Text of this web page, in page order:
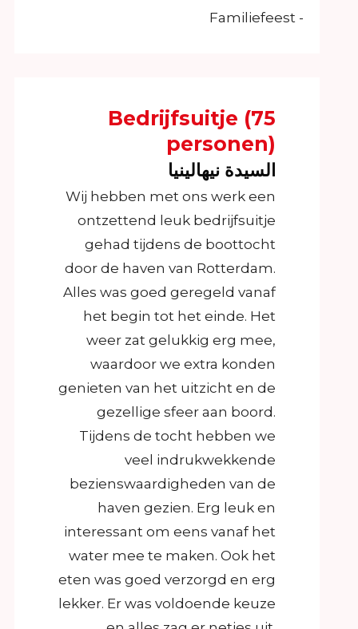
- Familiefeest
Bedrijfsuitje (75
personen)
السيدة نيهالينيا
Wij hebben met ons werk een
ontzettend leuk bedrijfsuitje
gehad tijdens de boottocht
door de haven van Rotterdam.
Alles was goed geregeld vanaf
het begin tot het einde. Het
weer zat gelukkig erg mee,
waardoor we extra konden
genieten van het uitzicht en de
gezellige sfeer aan boord.
Tijdens de tocht hebben we
veel indrukwekkende
bezienswaardigheden van de
haven gezien. Erg leuk en
interessant om eens vanaf het
water mee te maken. Ook het
eten was goed verzorgd en erg
lekker. Er was voldoende keuze